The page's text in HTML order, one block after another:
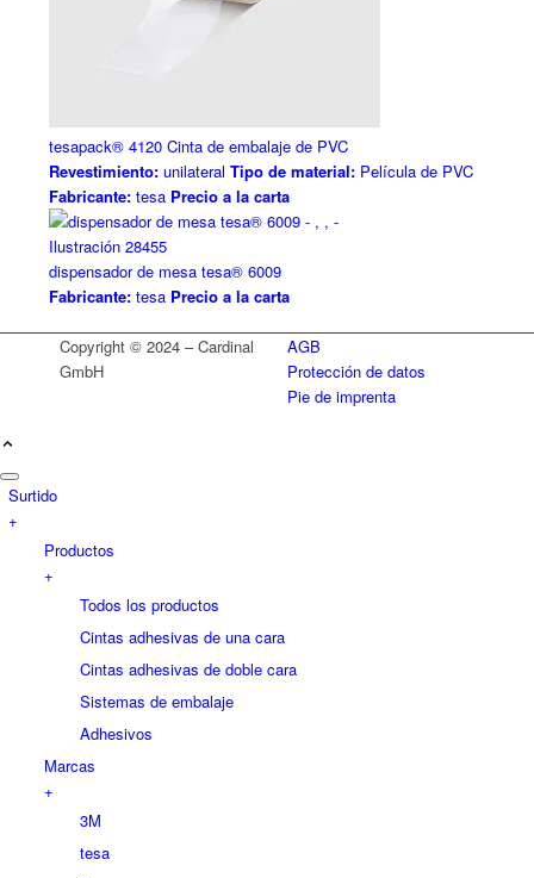
tesapack® 4120 Cinta de embalaje de PVC
Revestimiento:unilateral Tipo de material:Película de PVC
Fabricante:tesa Precio a la carta
dispensador de mesa tesa® 6009
Fabricante:tesa Precio a la carta
Copyright © 2024 – Cardinal
GmbH
AGB
Protección de datos
Pie de imprenta
Surtido
+
Productos
+
Todos los productos
Cintas adhesivas de una cara
Cintas adhesivas de doble cara
Sistemas de embalaje
Adhesivos
Marcas
+
3M
tesa